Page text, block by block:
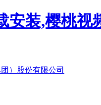
安装,樱桃